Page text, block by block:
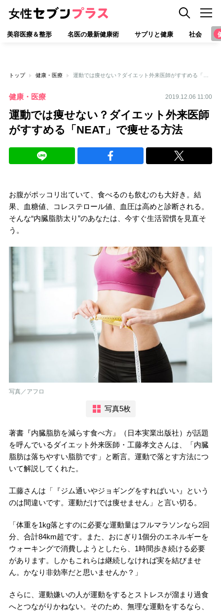
美容医療＆整形 名医の最新健康術 サプリと健康 社会
トップ 健康・医療
健康・医療 2019.12.06 11:00
運動では痩せない？ダイエット外来医師
がすすめる「NEAT」で痩せる方法
お腹がポッコリ出ていて、食べるのも飲むのも大好き。結
果、血糖値、コレステロール値、血圧は高めと診断される。
そんな“内臓脂肪太り”のあなたは、今すぐ生活習慣を見直そ
う。
写真／アフロ
写真5枚
著書『内臓脂肪を減らす食べ方』（日本実業出版社）が話題
を呼んでいるダイエット外来医師・工藤孝文さんは、「内臓
脂肪は落ちやすい脂肪です」と断言。運動で落とす方法につ
いて解説してくれた。
工藤さんは「『ジム通いやジョギングをすればいい』という
のは間違いです。運動だけでは痩せません」と言い切る。
「体重を1kg落とすのに必要な運動量はフルマラソンなら2回
分、合計84km超です。また、おにぎり1個分のエネルギーを
ウォーキングで消費しようとしたら、1時間歩き続ける必要
があります。しかもこれらは継続しなければ実を結びませ
ん。かなり非効率だと思いませんか？」
さらに、運動嫌いの人が運動をするとストレスが溜まり過食
へとつながりかねない。そのため、無理な運動をするなら、